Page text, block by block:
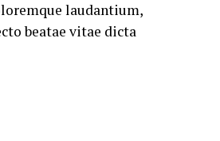
laudantium,
beatae vitae dicta